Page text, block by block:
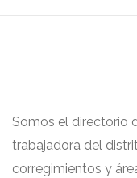
Somos el directorio
trabajadora del
corregimientos y